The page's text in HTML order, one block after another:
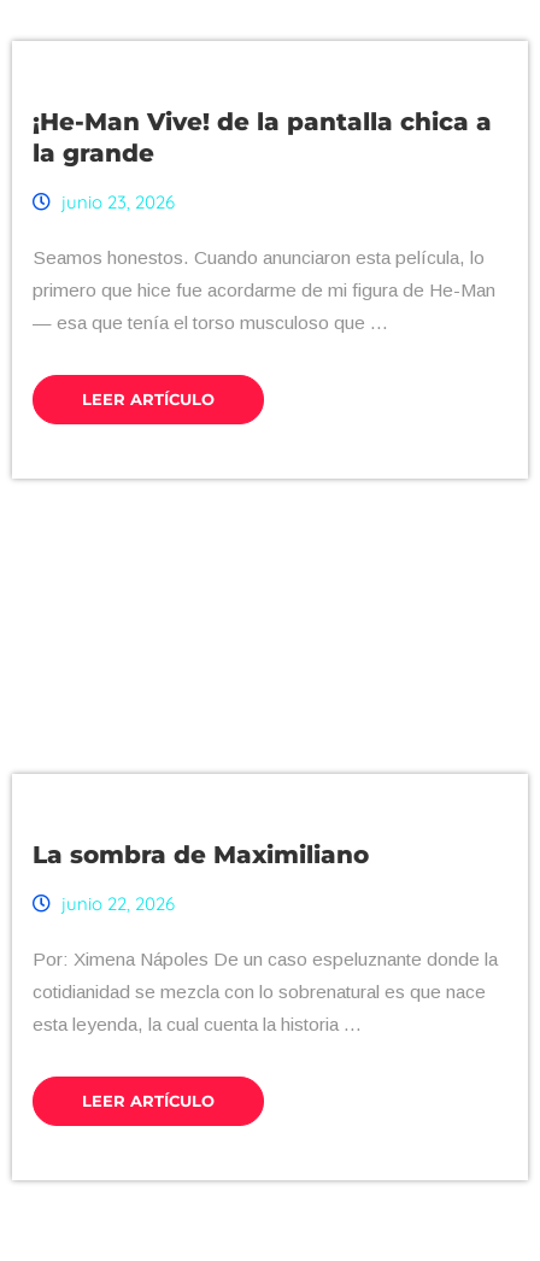
¡He-Man Vive! de la pantalla chica a
la grande
junio 23, 2026
Seamos honestos. Cuando anunciaron esta película, lo
primero que hice fue acordarme de mi figura de He-Man
— esa que tenía el torso musculoso que ...
LEER ARTÍCULO
La sombra de Maximiliano
junio 22, 2026
Por: Ximena Nápoles De un caso espeluznante donde la
cotidianidad se mezcla con lo sobrenatural es que nace
esta leyenda, la cual cuenta la historia ...
LEER ARTÍCULO